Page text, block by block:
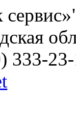
333-